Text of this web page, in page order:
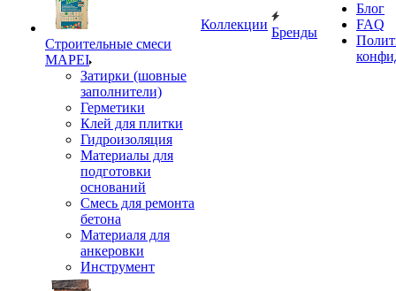
Строительные смеси
MAPEI
Затирки (шовные
заполнители)
Герметики
Клей для плитки
Гидроизоляция
Материалы для
подготовки
оснований
Смесь для ремонта
бетона
Материаля для
анкеровки
Инструмент
Коллекции
Бренды
Блог
FAQ